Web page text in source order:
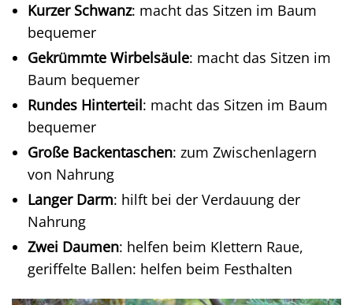
Kurzer Schwanz: macht das Sitzen im Baum
bequemer
Gekrümmte Wirbelsäule: macht das Sitzen im
Baum bequemer
Rundes Hinterteil: macht das Sitzen im Baum
bequemer
Große Backentaschen: zum Zwischenlagern
von Nahrung
Langer Darm: hilft bei der Verdauung der
Nahrung
Zwei Daumen: helfen beim Klettern Raue,
geriffelte Ballen: helfen beim Festhalten